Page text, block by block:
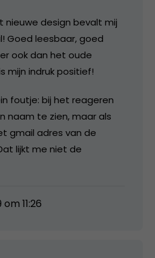
nieuwe design bevalt mij
Goed leesbaar, goed
ook dan het oude
mijn indruk positief!
foutje: bij het reageren
naam te zien, maar als
gmail adres van de
lijkt me niet de
11:26